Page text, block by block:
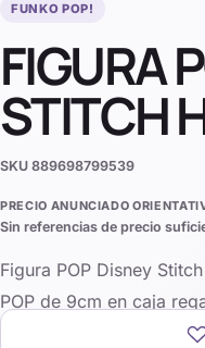
FUNKO POP!
FIGURA
STITCH
SKU 889698799539
PRECIO ANUNCIADO
Sin referencias de precio
Figura POP Disney
POP de 9cm en caja